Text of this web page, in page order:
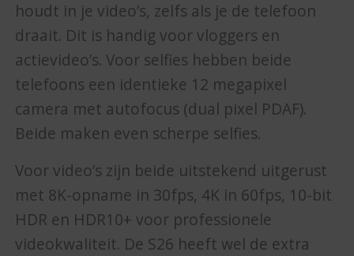
houdt in je video’s, zelfs als je de telefoon
draait. Dit is handig voor vloggers en
actievideo’s. Voor selfies hebben beide
telefoons een identieke 12 megapixel
camera met autofocus (dual pixel PDAF).
Beide maken even scherpe selfies.
Voor video’s zijn beide uitstekend uitgerust
met 8K-opname in 30fps, 4K in 60fps, 10-bit
HDR en HDR10+ voor professionele
videokwaliteit. De S26 heeft wel de extra